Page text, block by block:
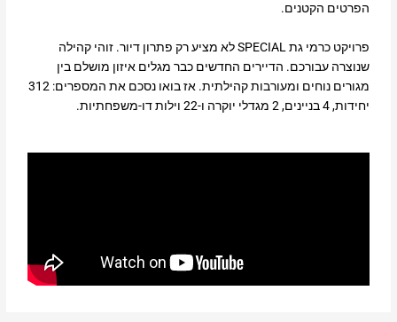
הפרטים הקטנים.
פרויקט כרמי גת SPECIAL לא מציע רק פתרון דיור. זוהי קהילה
שנוצרה עבורכם. הדיירים החדשים כבר מגלים איזון מושלם בין
מגורים נוחים ומעורבות קהילתית. אז בואו נסכם את המספרים: 312
יחידות, 4 בניינים, 2 מגדלי יוקרה ו-22 וילות דו-משפחתיות.